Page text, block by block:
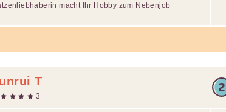
macht Ihr Hobby zum Nebenjob
T
3